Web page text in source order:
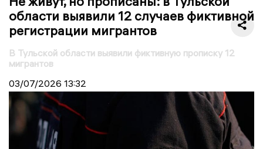
области выявили 12 случаев фиктивной
регистрации мигрантов
В Тульской области выявили фиктивную прописку 12
мигрантов
03/07/2026 13:32